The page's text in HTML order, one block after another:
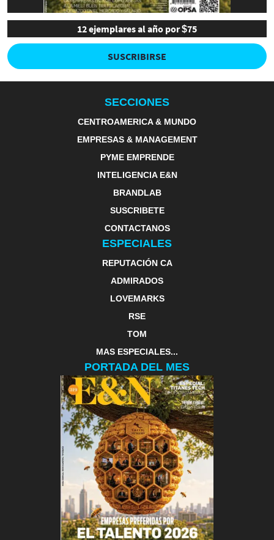
12 ejemplares al año por $75
SUSCRIBIRSE
SECCIONES
CENTROAMERICA & MUNDO
EMPRESAS & MANAGEMENT
PYME EMPRENDE
INTELIGENCIA E&N
BRANDLAB
SUSCRIBETE
CONTACTANOS
ESPECIALES
REPUTACIÓN CA
ADMIRADOS
LOVEMARKS
RSE
TOM
MAS ESPECIALES...
PORTADA DEL MES